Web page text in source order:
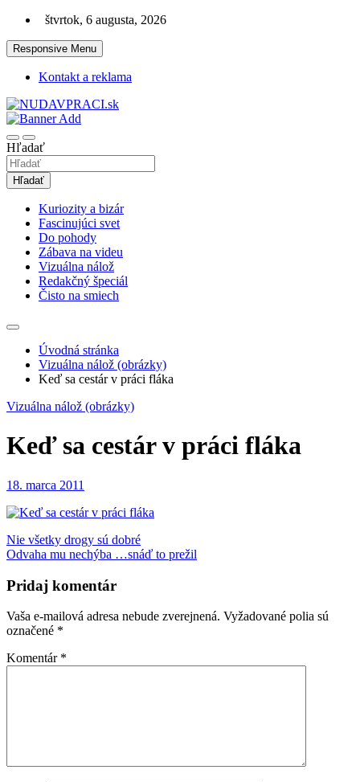
Skip
content
štvrtok, 6 augusta, 2026
Responsive Menu
Kontakt a reklama
nudaVpráci.sk
Hľadať
Hľadať
Kuriozity a bizár
Fascinujúci svet
Do pohody
Zábava na videu
Vizuálna nálož
Redakčný špeciál
Čisto na smiech
Úvodná stránka
Vizuálna nálož (obrázky)
Keď sa cestár v práci fláka
Vizuálna nálož (obrázky)
Keď sa cestár v práci fláka
18. marca 2011
Navigácia
v
článku
Nie všetky drogy sú dobré
Odvaha mu nechýba …snáď to prežil
Pridaj komentár
Vaša e-mailová adresa nebude zverejnená. Vyžadované polia sú
označené *
Komentár *